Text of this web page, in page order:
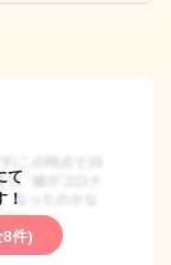
て
！
件)